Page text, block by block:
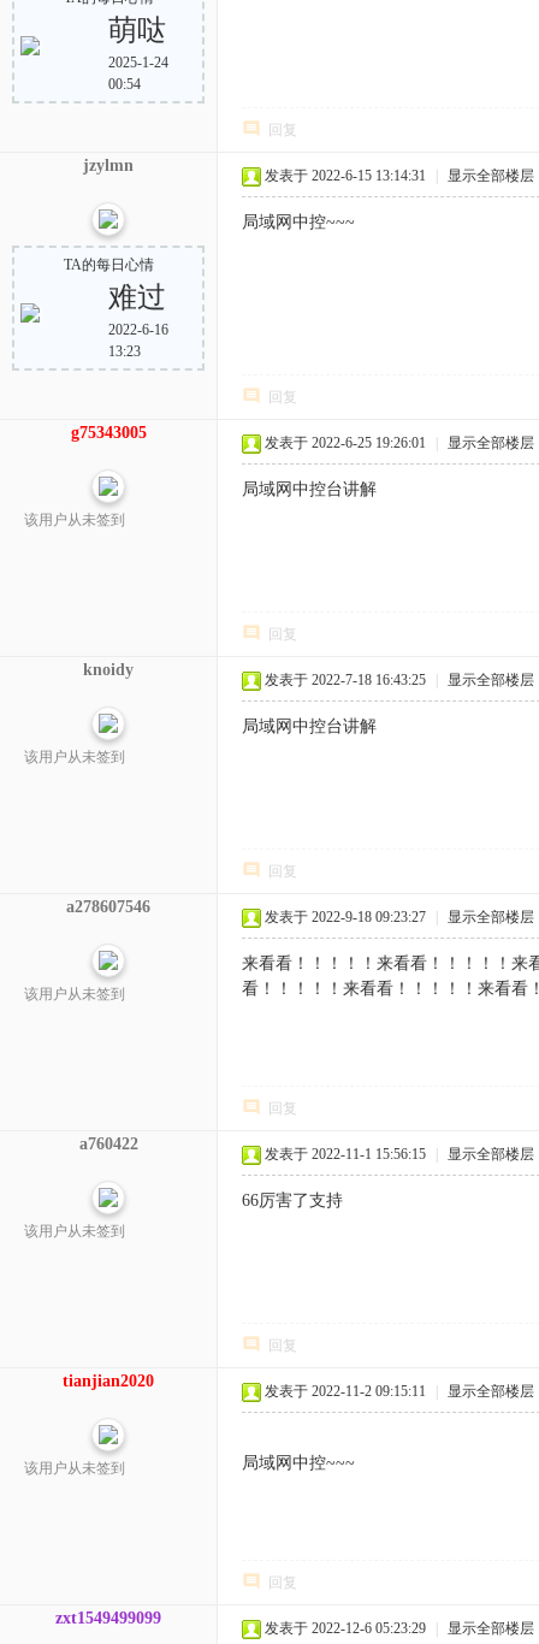
萌哒
2025-1-24
00:54
回复
jzylmn
TA的每日心情
难过
2022-6-16
13:23
发表于 2022-6-15 13:14:31 显示全部楼层
局域网中控~~~
回复
g75343005
该用户从未签到
发表于 2022-6-25 19:26:01 显示全部楼层
局域网中控台讲解
回复
knoidy
该用户从未签到
发表于 2022-7-18 16:43:25 显示全部楼层
局域网中控台讲解
回复
a278607546
该用户从未签到
发表于 2022-9-18 09:23:27 显示全部楼层
来看看！！！！！来看看！！！！！来
看！！！！！来看看！！！！！来看看
回复
a760422
该用户从未签到
发表于 2022-11-1 15:56:15 显示全部楼层
66厉害了支持
回复
tianjian2020
该用户从未签到
发表于 2022-11-2 09:15:11 显示全部楼层
局域网中控~~~
回复
zxt1549499099
发表于 2022-12-6 05:23:29 显示全部楼层